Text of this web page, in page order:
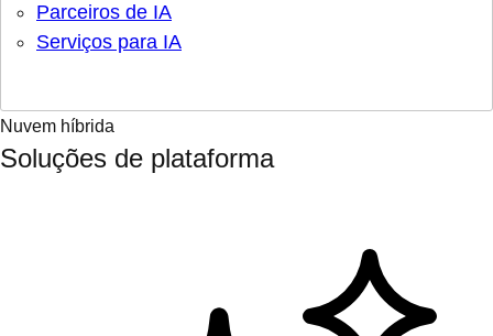
Parceiros de IA
Serviços para IA
Nuvem híbrida
Soluções de plataforma